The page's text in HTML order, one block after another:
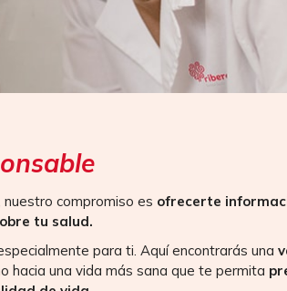
nuestro compromiso es ofrecerte
tu salud.
para ti. Aquí encontrarás una
hacia una vida más sana que te permita